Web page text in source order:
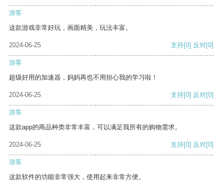
游客
这款游戏非常好玩，画面精美，玩法丰富。
2024-06-25 支持[0] 反对[0]
游客
超级好用的加速器，妈妈再也不用担心我的学习啦！
2024-06-25 支持[0] 反对[0]
游客
这款app的商品种类非常丰富，可以满足我所有的购物需求。
2024-06-25 支持[0] 反对[0]
游客
这款软件的功能非常强大，使用起来非常方便。